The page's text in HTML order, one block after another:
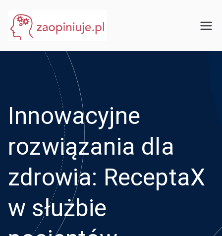
treści
Innowacyjne
rozwiązania dla
zdrowia: ReceptaX
w służbie